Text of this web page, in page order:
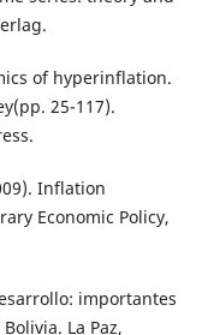
of hyperinflation.
25-117).
Inflation
Economic Policy,
importantes
La Paz,